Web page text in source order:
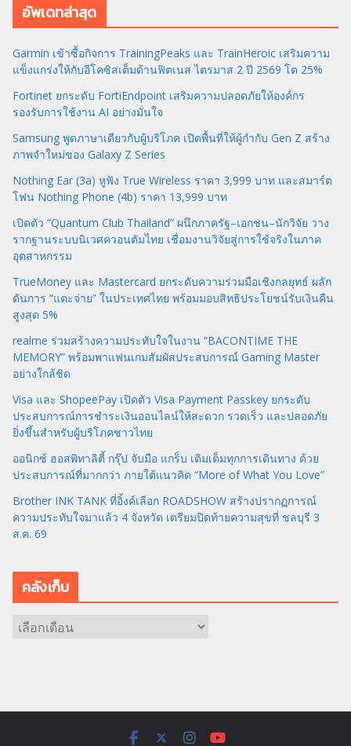
อัพเดทล่าสุด
Garmin เข้าซื้อกิจการ TrainingPeaks และ TrainHeroic เสริมความ
แข็งแกร่งให้กับอีโคซิสเต็มด้านฟิตเนส ไตรมาส 2 ปี 2569 โต 25%
Fortinet ยกระดับ FortiEndpoint เสริมความปลอดภัยให้องค์กร
รองรับการใช้งาน AI อย่างมั่นใจ
Samsung พูดภาษาเดียวกับผู้บริโภค เปิดพื้นที่ให้ผู้กำกับ Gen Z สร้าง
ภาพจำใหม่ของ Galaxy Z Series
Nothing Ear (3a) หูฟัง True Wireless ราคา 3,999 บาท และสมาร์ต
โฟน Nothing Phone (4b) ราคา 13,999 บาท
เปิดตัว “Quantum Club Thailand” ผนึกภาครัฐ–เอกชน–นักวิจัย วาง
รากฐานระบบนิเวศควอนตัมไทย เชื่อมงานวิจัยสู่การใช้จริงในภาค
อุตสาหกรรม
TrueMoney และ Mastercard ยกระดับความร่วมมือเชิงกลยุทธ์ ผลัก
ดันการ “แตะจ่าย” ในประเทศไทย พร้อมมอบสิทธิประโยชน์รับเงินคืน
สูงสุด 5%
realme ร่วมสร้างความประทับใจในงาน “BACONTIME THE
MEMORY” พร้อมพาแฟนเกมสัมผัสประสบการณ์ Gaming Master
อย่างใกล้ชิด
Visa และ ShopeePay เปิดตัว Visa Payment Passkey ยกระดับ
ประสบการณ์การชำระเงินออนไลน์ให้สะดวก รวดเร็ว และปลอดภัย
ยิ่งขึ้นสำหรับผู้บริโภคชาวไทย
ออนิกซ์ ฮอสพิทาลิตี้ กรุ๊ป จับมือ แกร็บ เติมเต็มทุกการเดินทาง ด้วย
ประสบการณ์ที่มากกว่า ภายใต้แนวคิด “More of What You Love”
Brother INK TANK ที่อิ้งค์เลือก ROADSHOW สร้างปรากฏการณ์
ความประทับใจมาแล้ว 4 จังหวัด เตรียมปิดท้ายความสุขที่ ชลบุรี 3
ส.ค. 69
คลังเก็บ